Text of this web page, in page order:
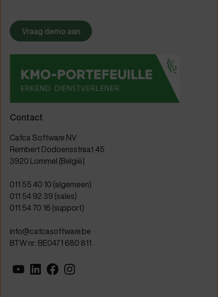
Vraag demo aan
Contact
Cafca Software NV
Rembert Dodoensstraat 45
3920 Lommel (België)
011 55 40 10 (algemeen)
011 54 92 39 (sales)
011 54 70 16 (support)
info@cafcasoftware.be
BTW nr.: BE0471 680 811